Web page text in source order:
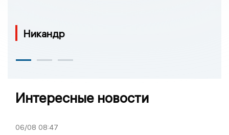
Никандр
Интересные новости
06/08 08:47